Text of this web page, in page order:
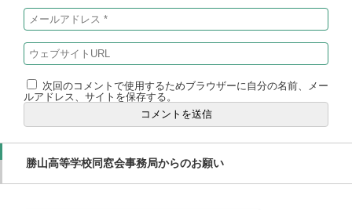
次回のコメントで使用するためブラウザーに自分の名前、メー
ルアドレス、サイトを保存する。
勝山高等学校同窓会事務局からのお願い